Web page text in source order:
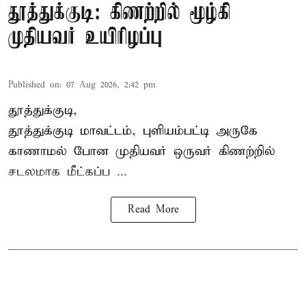
தூத்துக்குடி: கிணற்றில் மூழ்கி
முதியவர் உயிரிழப்பு
Published on: 07 Aug 2026, 2:42 pm
தூத்துக்குடி,
தூத்துக்குடி மாவட்டம், புளியம்பட்டி அருகே
காணாமல் போன முதியவர் ஒருவர் கிணற்றில்
சடலமாக மீட்கப்ப ...
Read More